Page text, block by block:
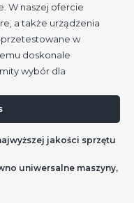
W naszej ofercie
a także urządzenia
przetestowane w
doskonale
wybór dla
jakości sprzętu
uniwersalne maszyny,